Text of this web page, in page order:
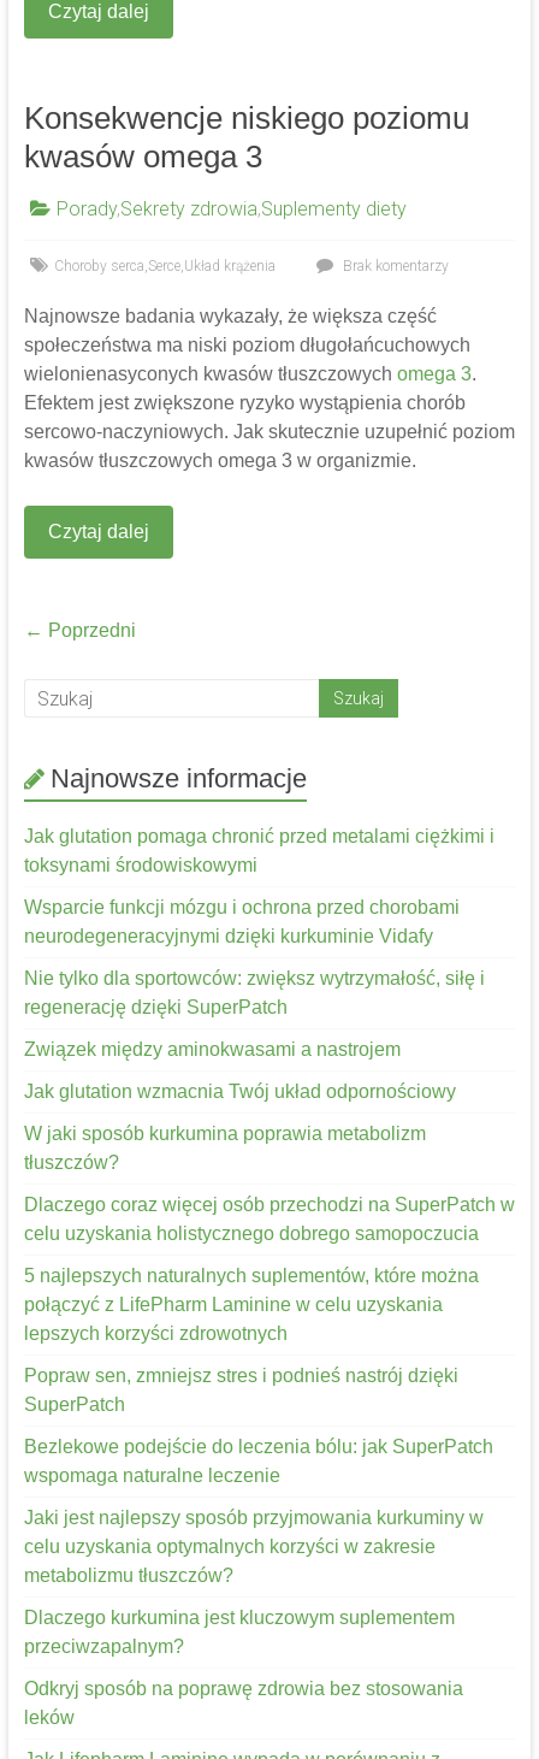
Czytaj dalej
Konsekwencje niskiego poziomu
kwasów omega 3
Porady,Sekrety zdrowia,Suplementy diety
Choroby serca,Serce,Układ krążenia Brak komentarzy
Najnowsze badania wykazały, że większa część
społeczeństwa ma niski poziom długołańcuchowych
wielonienasyconych kwasów tłuszczowych omega 3.
Efektem jest zwiększone ryzyko wystąpienia chorób
sercowo-naczyniowych. Jak skutecznie uzupełnić poziom
kwasów tłuszczowych omega 3 w organizmie.
Czytaj dalej
← Poprzedni
Najnowsze informacje
Jak glutation pomaga chronić przed metalami ciężkimi i
toksynami środowiskowymi
Wsparcie funkcji mózgu i ochrona przed chorobami
neurodegeneracyjnymi dzięki kurkuminie Vidafy
Nie tylko dla sportowców: zwiększ wytrzymałość, siłę i
regenerację dzięki SuperPatch
Związek między aminokwasami a nastrojem
Jak glutation wzmacnia Twój układ odpornościowy
W jaki sposób kurkumina poprawia metabolizm
tłuszczów?
Dlaczego coraz więcej osób przechodzi na SuperPatch w
celu uzyskania holistycznego dobrego samopoczucia
5 najlepszych naturalnych suplementów, które można
połączyć z LifePharm Laminine w celu uzyskania
lepszych korzyści zdrowotnych
Popraw sen, zmniejsz stres i podnieś nastrój dzięki
SuperPatch
Bezlekowe podejście do leczenia bólu: jak SuperPatch
wspomaga naturalne leczenie
Jaki jest najlepszy sposób przyjmowania kurkuminy w
celu uzyskania optymalnych korzyści w zakresie
metabolizmu tłuszczów?
Dlaczego kurkumina jest kluczowym suplementem
przeciwzapalnym?
Odkryj sposób na poprawę zdrowia bez stosowania
leków